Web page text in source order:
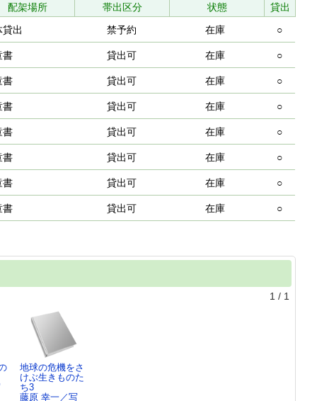
配架場所 帯出区分 状態
貸出
貸出
禁予約 在庫 ○
書 貸出可 在庫 ○
書 貸出可 在庫 ○
書 貸出可 在庫 ○
書 貸出可 在庫 ○
書 貸出可 在庫 ○
書 貸出可 在庫 ○
書 貸出可 在庫 ○
1 / 1
地球の危機をさ
けぶ生きものた
ち3
藤原 幸一／写